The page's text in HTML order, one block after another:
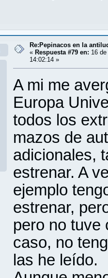
Re:Pepinacos en la
« Respuesta #79 en: 16
14:02:14 »
A mi me
Europa
todos los
mazos de
adicionales,
estrenar. A
ejemplo
estrenar,
pero no tuve
caso, no
las he leído.